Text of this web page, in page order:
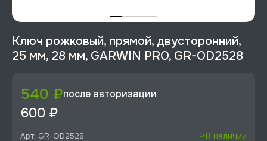
Ключ рожковый, прямой, двусторонний,
25 мм, 28 мм, GARWIN PRO, GR-OD2528
540 ₽после авторизации
600 ₽
Арт: GR-OD2528 В наличии